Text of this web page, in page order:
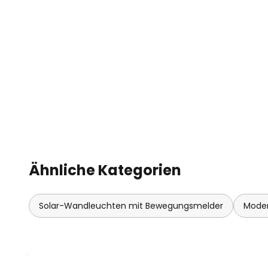
Ähnliche Kategorien
Solar-Wandleuchten mit Bewegungsmelder